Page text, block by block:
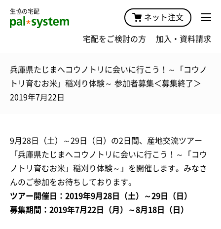
生協の宅配
ネット注文
宅配をご検討の方 加入・資料請求
兵庫県たじまへコウノトリに会いに行こう！～「コウノ
トリ育むお米」稲刈り体験～ 参加者募集＜募集終了＞
2019年7月22日
9月28日（土）～29日（日）の2日間、産地交流ツアー
「兵庫県たじまへコウノトリに会いに行こう！～「コウ
ノトリ育むお米」稲刈り体験～」を開催します。みなさ
んのご参加をお待ちしております。
ツアー開催日：2019年9月28日（土）～29日（日）
募集期間：2019年7月22日（月）～8月18日（日）